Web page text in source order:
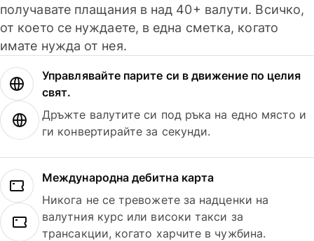
получавате плащания в над 40+ валути. Всичко,
от което се нуждаете, в една сметка, когато
имате нужда от нея.
Управлявайте парите си в движение по целия
свят.
Дръжте валутите си под ръка на едно място и
ги конвертирайте за секунди.
Международна дебитна карта
Никога не се тревожете за надценки на
валутния курс или високи такси за
трансакции, когато харчите в чужбина.